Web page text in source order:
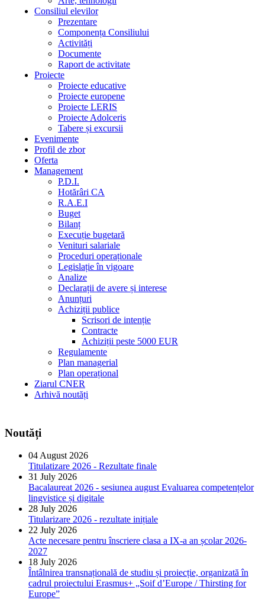
Consiliul elevilor
Prezentare
Componența Consiliului
Activități
Documente
Raport de activitate
Proiecte
Proiecte educative
Proiecte europene
Proiecte LERIS
Proiecte Adolceris
Tabere și excursii
Evenimente
Profil de zbor
Oferta
Management
P.D.I.
Hotărâri CA
R.A.E.I
Buget
Bilanț
Execuție bugetară
Venituri salariale
Proceduri operaționale
Legislație în vigoare
Analize
Declarații de avere și interese
Anunțuri
Achiziții publice
Scrisori de intenție
Contracte
Achiziții peste 5000 EUR
Regulamente
Plan managerial
Plan operațional
Ziarul CNER
Arhivă noutăți
Noutăți
04 August 2026
Titulatizare 2026 - Rezultate finale
31 July 2026
Bacalaureat 2026 - sesiunea august Evaluarea competențelor
lingvistice și digitale
28 July 2026
Titularizare 2026 - rezultate inițiale
22 July 2026
Acte necesare pentru înscriere clasa a IX-a an școlar 2026-
2027
18 July 2026
Întâlnirea transnațională de studiu și proiecție, organizată în
cadrul proiectului Erasmus+ „Soif d’Europe / Thirsting for
Europe”